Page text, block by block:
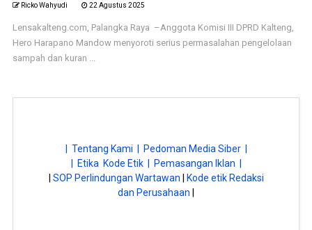
Ricko Wahyudi 22 Agustus 2025
Lensakalteng.com, Palangka Raya –Anggota Komisi III DPRD Kalteng,
Hero Harapano Mandow menyoroti serius permasalahan pengelolaan
sampah dan kuran ...
| Tentang Kami |
Pedoman Media Siber |
| Etika Kode Etik |
Pemasangan Iklan |
SOP Perlindungan Wartawan
Kode etik Redaksi
dan Perusahaan